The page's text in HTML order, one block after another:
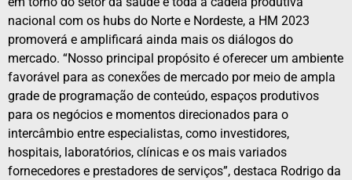
nacional com os hubs do Norte e Nordeste, a HM 2023
promoverá e amplificará ainda mais os diálogos do
mercado. “Nosso principal propósito é oferecer um ambiente
favorável para as conexões de mercado por meio de ampla
grade de programação de conteúdo, espaços produtivos
para os negócios e momentos direcionados para o
intercâmbio entre especialistas, como investidores,
hospitais, laboratórios, clínicas e os mais variados
fornecedores e prestadores de serviços”, destaca Rodrigo da